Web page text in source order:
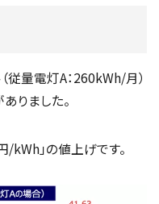
従量電灯A：260kWh/月）
りました。
/kWh」の値上げです。